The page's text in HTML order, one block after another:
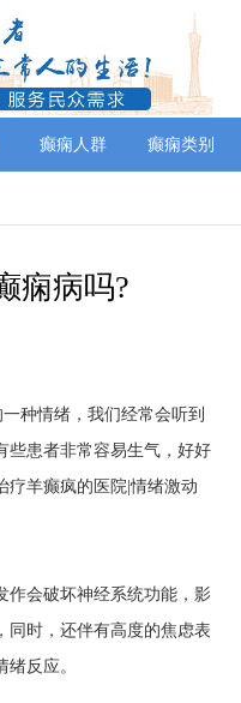
癫痫人群 癫痫类别
痫病吗?
种情绪，我们经常会听到
些患者非常容易生气，好好
疗羊癫疯的医院|情绪激动
作会破坏神经系统功能，影
同时，还伴有高度的焦虑表
反应。